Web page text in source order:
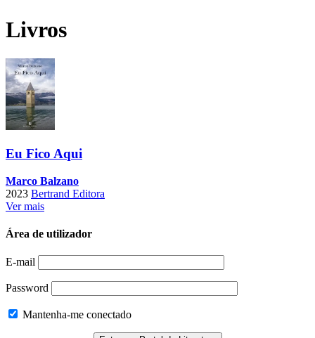
Livros
Eu Fico Aqui
Marco Balzano
2023 Bertrand Editora
Ver mais
Área de utilizador
E-mail
Password
Mantenha-me conectado